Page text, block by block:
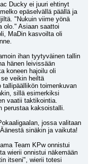
Ducky ei juuri ehtinyt
epäselvällä päällä ja
"Nukuin viime yönä
olo." Asiaan saattoi
MaDin kasvoilta oli
ihan tyytyväinen tallin
hänen leivissään
koneen hajoilu oli
veikin heiltä
tallipäällikön toimenkuvan
sillä esimerkiksi
vaatii taktikointia.
perustaa kaksoistalli.
jossa valitaan
sinäkin ja vaikuta!
Team KPw onnistui
wierii onnistui näkemään
itseni", wierii totesi